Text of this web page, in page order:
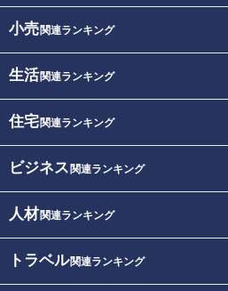
小売関連ランキング
生活関連ランキング
住宅関連ランキング
ビジネス 関連ランキング
人材関連ランキング
トラベル関連ランキング